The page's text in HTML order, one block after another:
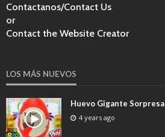
Contactanos/Contact Us
or
Contact the Website Creator
LOS MÁS NUEVOS
Huevo Gigante
4 years ago